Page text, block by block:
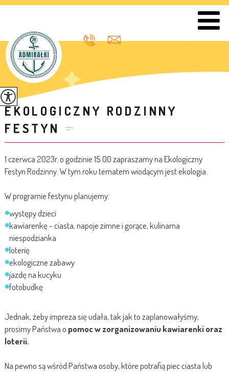
EKOLOGICZNY RODZINNY
FESTYN
1 czerwca 2023r. o godzinie 15.00 zapraszamy na Ekologiczny
Festyn Rodzinny. W tym roku tematem wiodącym jest ekologia.
W programie festynu planujemy:
występy dzieci
kawiarenkę - ciasta, napoje zimne i gorące, kulinarna
niespodzianka
loterię
ekologiczne zabawy
jazdę na kucyku
fotobudkę
Jednak, żeby impreza się udała, tak jak to zaplanowałyśmy,
prosimy Państwa o pomoc w zorganizowaniu kawiarenki oraz
loterii.
Na pewno są wśród Państwa osoby, które potrafią piec ciasta lub